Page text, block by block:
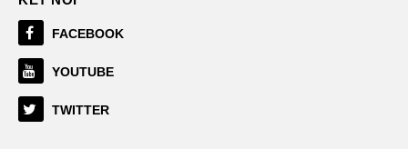
FACEBOOK
YOUTUBE
TWITTER